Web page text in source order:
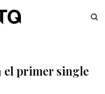
el primer single